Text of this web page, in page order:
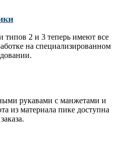
2 и 3 теперь имеют все
на специализированном
рукавами с манжетами и
из материала пике доступна